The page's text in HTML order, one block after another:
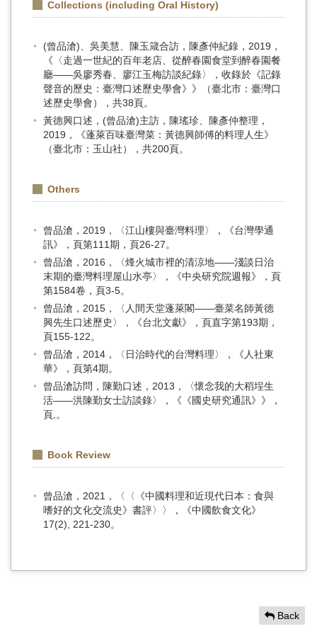
Collections (including Oral History)
(曾品滄)、吳美慧、陳玉箴合訪，陳彥仲紀錄，2019，
《〈走過一世紀的百年老店、從醉春園食堂到醉春園餐
廳——吳廖秀春、廖江玉梅訪談紀錄〉，收錄於《記錄
聲音的歷史：臺灣口述歷史學會》》（臺北市：臺灣口
述歷史學會），共38頁。
黃德興口述，(曾品滄)主訪，陳瑤珍、陳彥仲整理，
2019，《蓬萊百味臺灣菜：黃德興師傅的料理人生》
（臺北市：玉山社），共200頁。
Others
曾品滄，2019，〈江山樓與臺灣料理〉，《台灣學通
訊》，頁第111期，頁26-27。
曾品滄，2016，〈烽火城市裡的清涼地——淺談日治
末期的臺灣料理屋山水亭〉，《中央研究院週報》，頁
第1584卷，頁3-5。
曾品滄，2015，〈人間天堂蓬萊閣——臺菜名師黃德
興先生口述歷史〉，《台北文獻》，頁直字第193期，
頁155-122。
曾品滄，2014，〈日治時代的台灣料理〉，《人社東
華》，頁第4期。
曾品滄訪問，陳勤口述，2013，〈懷念我的大稻埕生
活——洪陳勤女士訪談錄〉，《《國史研究通訊》》，
頁,。
Book Review
曾品滄，2021，〈〈《中國料理和近現代日本：食與
嗜好的文化交流史》書評〉〉，《中國飲食文化》
17(2), 221-230。
Back